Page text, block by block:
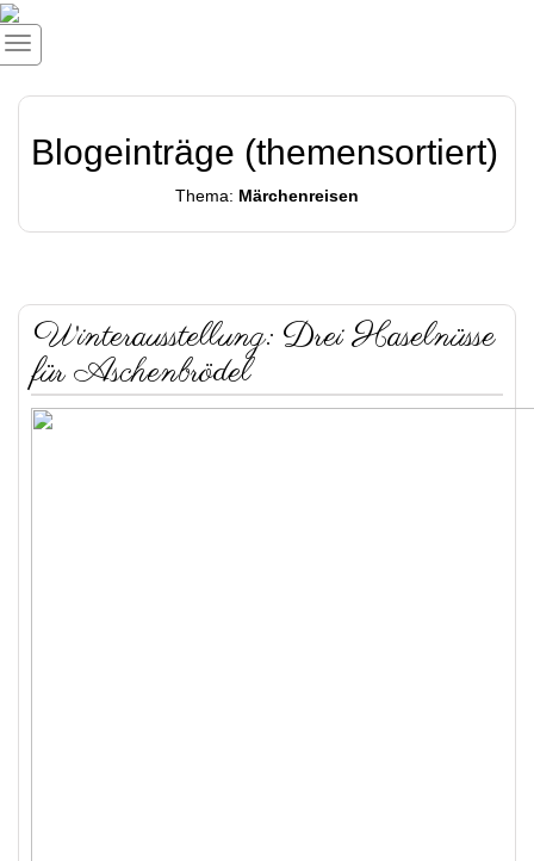
Blogeinträge (themensortiert)
Thema: Märchenreisen
Winterausstellung: Drei Haselnüsse
für Aschenbrödel